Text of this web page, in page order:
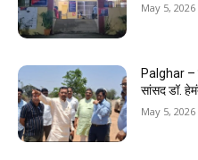
May 5, 2026
Palghar –
सांसद डॉ.
May 5, 2026